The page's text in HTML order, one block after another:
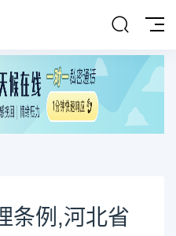
条例,河北省